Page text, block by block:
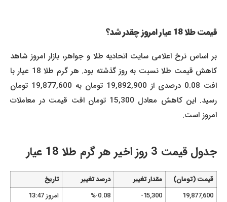
قیمت طلا 18 عیار امروز چقدر شد؟
بر اساس نرخ اعلامی سایت اتحادیه طلا و جواهر، بازار امروز شاهد
کاهش قیمت طلا نسبت به روز گذشته بود. هر گرم طلا 18 عیار با
افت 0.08 درصدی از 19,892,900 تومان به 19,877,600 تومان
رسید. این کاهش معادل 15,300 تومان افت قیمت در معاملات
امروز است.
جدول قیمت 3 روز اخیر هر گرم طلا 18 عیار
قیمت (تومان) مقدار تغییر درصد تغییر
تاریخ
19,877,600
15,300-
0.08-%
امروز 13:47